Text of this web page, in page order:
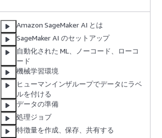
Amazon SageMaker AI とは
SageMaker AI のセットアップ
自動化された ML、ノーコード、ローコ
ード
機械学習環境
ヒューマンインザループでデータにラベ
ルを付ける
データの準備
処理ジョブ
特徴量を作成、保存、共有する